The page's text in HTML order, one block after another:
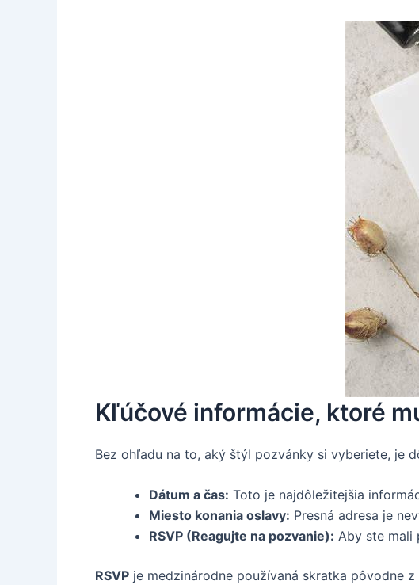
Kľúčové informácie, ktoré
Bez ohľadu na to, aký štýl pozvánky si vyberiete, je
Dátum a čas: Toto je najdôležitejšia
Miesto konania oslavy: Presná adresa je
RSVP (Reagujte na pozvanie): Aby ste mali
RSVP je medzinárodne používaná skratka pôvodne